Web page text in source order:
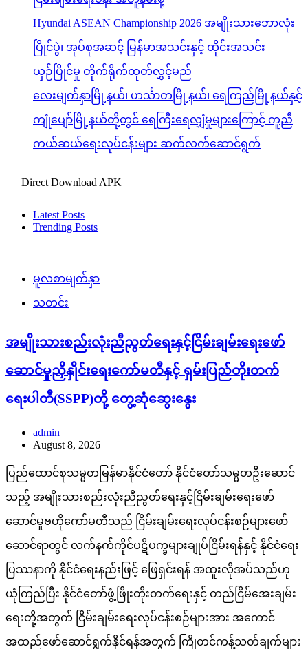
Hyundai ASEAN Championship 2026 အမျိုးသားဘောလုံး
ပြိုင်ပွဲ၊ အုပ်စုအဆင့် မြန်မာအသင်းနှင့် ထိုင်းအသင်း
ယှဉ်ပြိုင်မှု တိုက်ရိုက်ထုတ်လွှင့်မည်
လေးမျက်နှာမြို့နယ်၊ ဟင်္သာတမြို့နယ်၊ ရေကြည်မြို့နယ်နှင့်
ကျုံပျော်မြို့နယ်တို့တွင် ရေကြီးရေလျှံမှုများကြောင့် ကူညီ
ကယ်ဆယ်ရေးလုပ်ငန်းများ ဆက်လက်ဆောင်ရွက်
Direct Download APK
Latest Posts
Trending Posts
မူလစာမျက်နှာ
သတင်း
အမျိုးသားစည်းလုံးညီညွတ်ရေးနှင့်ငြိမ်းချမ်းရေးဖော်
ဆောင်မှုညှိနှိုင်းရေးကော်မတီနှင့် ရှမ်းပြည်တိုးတက်
ရေးပါတီ(SSPP)တို့ တွေ့ဆုံဆွေးနွေး
admin
August 8, 2026
ပြည်ထောင်စုသမ္မတမြန်မာနိုင်ငံတော် နိုင်ငံတော်သမ္မတဦးဆောင်
သည့် အမျိုးသားစည်းလုံးညီညွတ်ရေးနှင့်ငြိမ်းချမ်းရေးဖော်
ဆောင်မှုဗဟိုကော်မတီသည် ငြိမ်းချမ်းရေးလုပ်ငန်းစဉ်များဖော်
ဆောင်ရာတွင် လက်နက်ကိုင်ပဋိပက္ခများချုပ်ငြိမ်းရန်နှင့် နိုင်ငံရေး
ပြဿနာကို နိုင်ငံရေးနည်းဖြင့် ဖြေရှင်းရန် အထူးလိုအပ်သည်ဟု
ယုံကြည်ပြီး နိုင်ငံတော်ဖွံ့ဖြိုးတိုးတက်ရေးနှင့် တည်ငြိမ်အေးချမ်း
ရေးတို့အတွက် ငြိမ်းချမ်းရေးလုပ်ငန်းစဉ်များအား အကောင်
အထည်ဖော်ဆောင်ရွက်နိုင်ရန်အတွက် ကြိုတင်ကန့်သတ်ချက်များ